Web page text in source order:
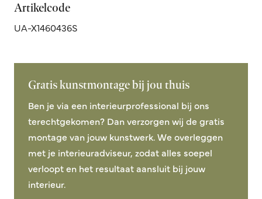
Artikelcode
UA-X1460436S
Gratis kunstmontage bij jou thuis
Ben je via een interieurprofessional bij ons
terechtgekomen? Dan verzorgen wij de gratis
montage van jouw kunstwerk. We overleggen
met je interieuradviseur, zodat alles soepel
verloopt en het resultaat aansluit bij jouw
interieur.